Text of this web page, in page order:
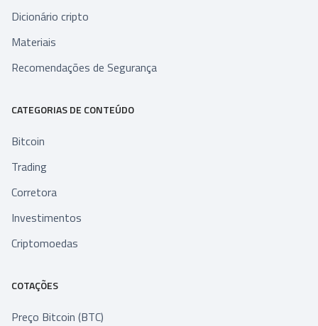
Dicionário cripto
Materiais
Recomendações de Segurança
CATEGORIAS DE CONTEÚDO
Bitcoin
Trading
Corretora
Investimentos
Criptomoedas
COTAÇÕES
Preço Bitcoin (BTC)